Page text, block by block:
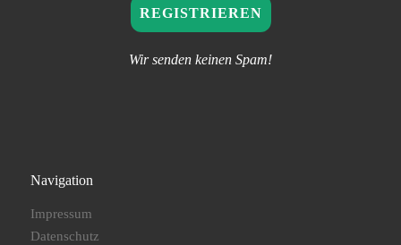
Wir senden keinen Spam!
Navigation
Impressum
Datenschutz